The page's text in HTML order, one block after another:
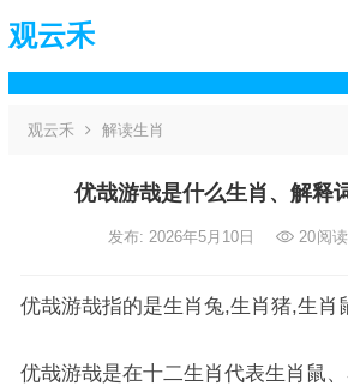
观云禾
观云禾 解读生肖
优哉游哉是什么生肖、解释
发布: 2026年5月10日 20阅读
优哉游哉指的是生肖兔,生肖猪,生肖
优哉游哉是在十二生肖代表生肖鼠